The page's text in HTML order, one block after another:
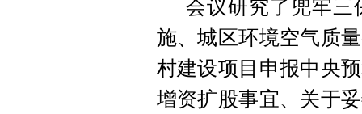
会议研究了兜牢三
施、城区环境空气质
村建设项目申报中央
增资扩股事宜、关于